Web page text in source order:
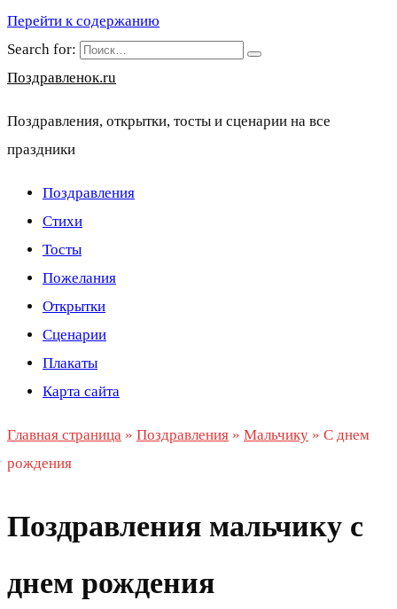
Перейти к содержанию
Search for:
Поздравленок.ru
Поздравления, открытки, тосты и сценарии на все
праздники
Поздравления
Стихи
Тосты
Пожелания
Открытки
Сценарии
Плакаты
Карта сайта
Главная страница » Поздравления » Мальчику » С днем
рождения
Поздравления мальчику с
днем рождения